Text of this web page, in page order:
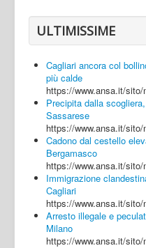
Caserta
Napoli
Salerno
Login
ULTIMISSIME
Cagliari ancora col
più calde
https://www.ansa.it/
Precipita dalla
Sassarese
https://www.ansa.it/
Cadono dal cestello
Bergamasco
https://www.ansa.it/
Immigrazione
Cagliari
https://www.ansa.it/
Arresto illegale e
Milano
https://www.ansa.it/